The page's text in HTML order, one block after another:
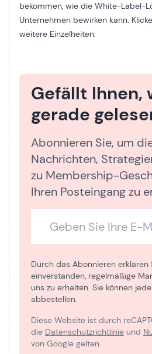
bekommen, wie die White-Label-
Unternehmen bewirken kann.
weitere Einzelheiten.
Gefällt Ihnen,
gerade
Abonnieren Sie, um
Nachrichten,
zu Membership-
Ihren Posteingang zu
Durch das Abonnieren erklären
einverstanden, regelmäßige
uns zu erhalten. Sie können
abbestellen.
Diese Website ist durch
die Datenschutzrichtlinie und
von Google gelten.